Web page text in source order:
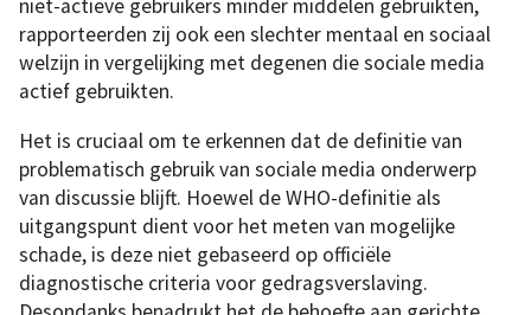
niet-actieve gebruikers minder middelen gebruikten,
rapporteerden zij ook een slechter mentaal en sociaal
welzijn in vergelijking met degenen die sociale media
actief gebruikten.
Het is cruciaal om te erkennen dat de definitie van
problematisch gebruik van sociale media onderwerp
van discussie blijft. Hoewel de WHO-definitie als
uitgangspunt dient voor het meten van mogelijke
schade, is deze niet gebaseerd op officiële
diagnostische criteria voor gedragsverslaving.